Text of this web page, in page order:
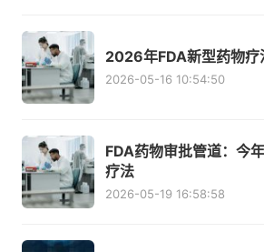
2026年FDA新型药物疗
2026-05-16 10:54:50
FDA药物审批管道：今
疗法
2026-05-19 16:58:58